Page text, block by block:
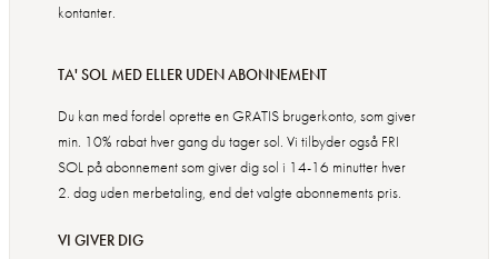
kontanter.
TA' SOL MED ELLER UDEN ABONNEMENT
Du kan med fordel oprette en GRATIS brugerkonto, som giver
min. 10% rabat hver gang du tager sol. Vi tilbyder også FRI
SOL på abonnement som giver dig sol i 14-16 minutter hver
2. dag uden merbetaling, end det valgte abonnements pris.
VI GIVER DIG